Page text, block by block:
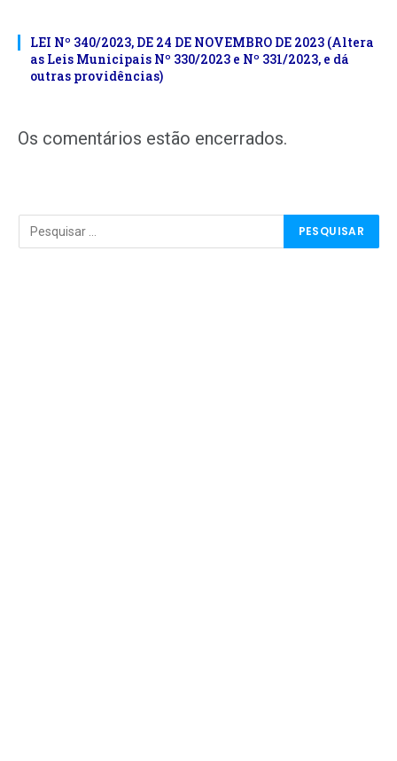
LEI Nº 340/2023, DE 24 DE NOVEMBRO DE 2023 (Altera
as Leis Municipais Nº 330/2023 e Nº 331/2023, e dá
outras providências)
Os comentários estão encerrados.